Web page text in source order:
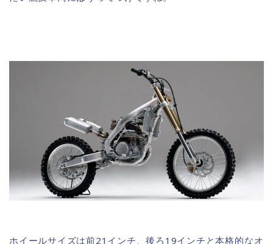
ホイールサイズは前21インチ、後ろ19インチと本格的なオ